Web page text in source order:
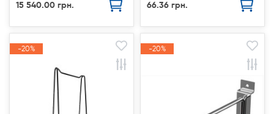
15 540.00 грн. 66.36 грн.
-20%
-20% -20%
-20%